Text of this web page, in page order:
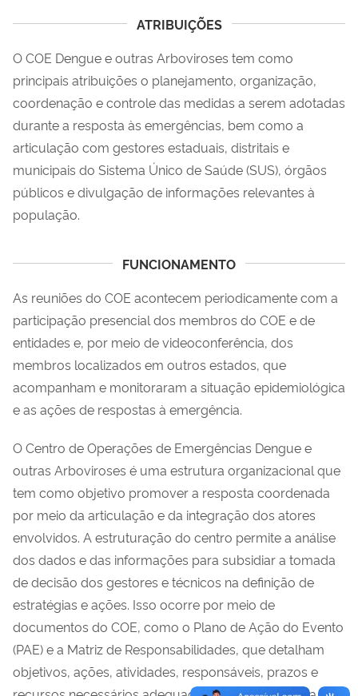
ATRIBUIÇÕES
O COE Dengue e outras Arboviroses tem como
principais atribuições o planejamento, organização,
coordenação e controle das medidas a serem adotadas
durante a resposta às emergências, bem como a
articulação com gestores estaduais, distritais e
municipais do Sistema Único de Saúde (SUS), órgãos
públicos e divulgação de informações relevantes à
população.
FUNCIONAMENTO
As reuniões do COE acontecem periodicamente com a
participação presencial dos membros do COE e de
entidades e, por meio de videoconferência, dos
membros localizados em outros estados, que
acompanham e monitoraram a situação epidemiológica
e as ações de respostas à emergência.
O Centro de Operações de Emergências Dengue e
outras Arboviroses é uma estrutura organizacional que
tem como objetivo promover a resposta coordenada
por meio da articulação e da integração dos atores
envolvidos. A estruturação do centro permite a análise
dos dados e das informações para subsidiar a tomada
de decisão dos gestores e técnicos na definição de
estratégias e ações. Isso ocorre por meio de
documentos do COE, como o Plano de Ação do Evento
(PAE) e a Matriz de Responsabilidades, que detalham
objetivos, ações, atividades, responsáveis, prazos e